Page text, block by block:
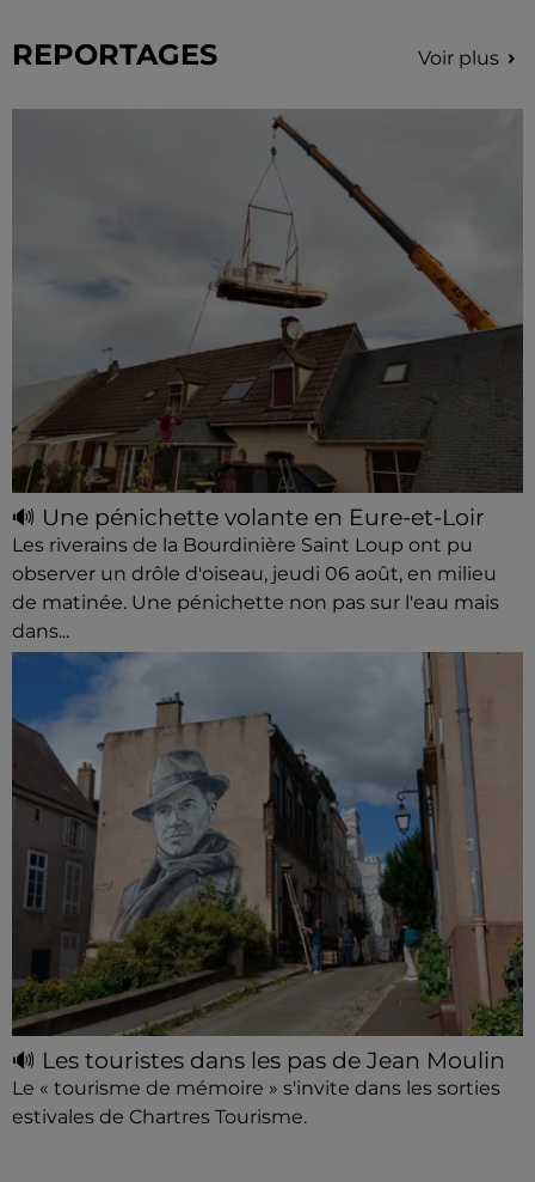
REPORTAGES Voir plus
🔊 Une pénichette volante en Eure-et-Loir
Les riverains de la Bourdinière Saint Loup ont pu
observer un drôle d'oiseau, jeudi 06 août, en milieu
de matinée. Une pénichette non pas sur l'eau mais
dans...
🔊 Les touristes dans les pas de Jean Moulin
Le « tourisme de mémoire » s'invite dans les sorties
estivales de Chartres Tourisme.